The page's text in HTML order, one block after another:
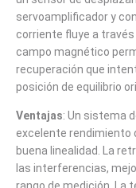
servoamplificador y
corriente fluye a
campo magnético
recuperación que
posición de equilibrio
Ventajas: Un sistema
excelente rendimiento
buena linealidad. La
las interferencias,